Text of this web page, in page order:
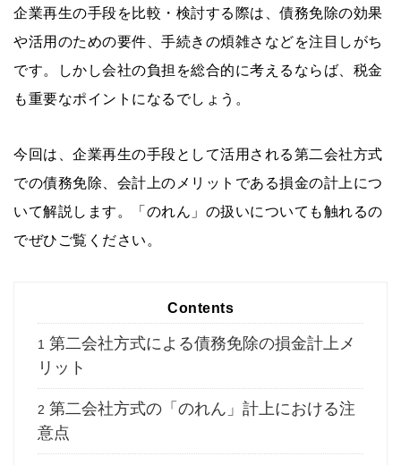
企業再生の手段を比較・検討する際は、債務免除の効果
や活用のための要件、手続きの煩雑さなどを注目しがち
です。しかし会社の負担を総合的に考えるならば、税金
も重要なポイントになるでしょう。
今回は、企業再生の手段として活用される第二会社方式
での債務免除、会計上のメリットである損金の計上につ
いて解説します。「のれん」の扱いについても触れるの
でぜひご覧ください。
Contents
1 第二会社方式による債務免除の損金計上メ
リット
2 第二会社方式の「のれん」計上における注
意点